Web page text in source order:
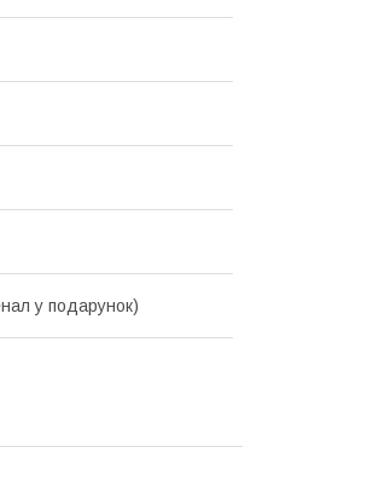
у подарунок)